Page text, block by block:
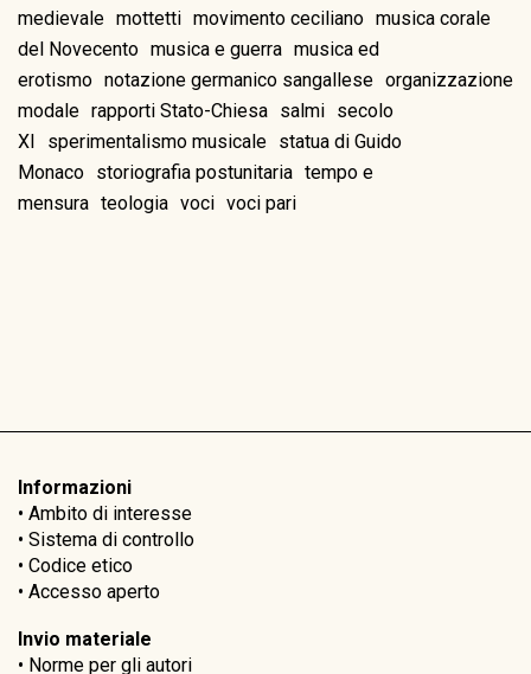
medievale mottetti movimento ceciliano musica corale
del Novecento musica e guerra musica ed
erotismo notazione germanico sangallese organizzazione
modale rapporti Stato-Chiesa salmi secolo
XI
sperimentalismo musicale statua di Guido
Monaco storiografia postunitaria tempo e
mensura teologia voci voci pari
Informazioni
• Ambito di interesse
• Sistema di controllo
• Codice etico
• Accesso aperto
Invio materiale
• Norme per gli autori